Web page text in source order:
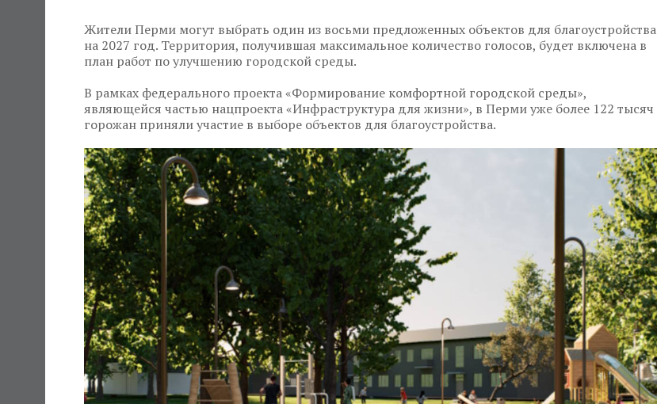
Жители Перми могут выбрать один из восьми предложенных объектов для благоустройства
на 2027 год. Территория, получившая максимальное количество голосов, будет включена в
план работ по улучшению городской среды.
В рамках федерального проекта «Формирование комфортной городской среды»,
являющейся частью нацпроекта «Инфраструктура для жизни», в Перми уже более 122 тысяч
горожан приняли участие в выборе объектов для благоустройства.